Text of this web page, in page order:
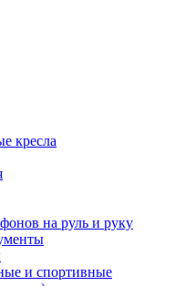
кресла
на руль и руку
и спортивные